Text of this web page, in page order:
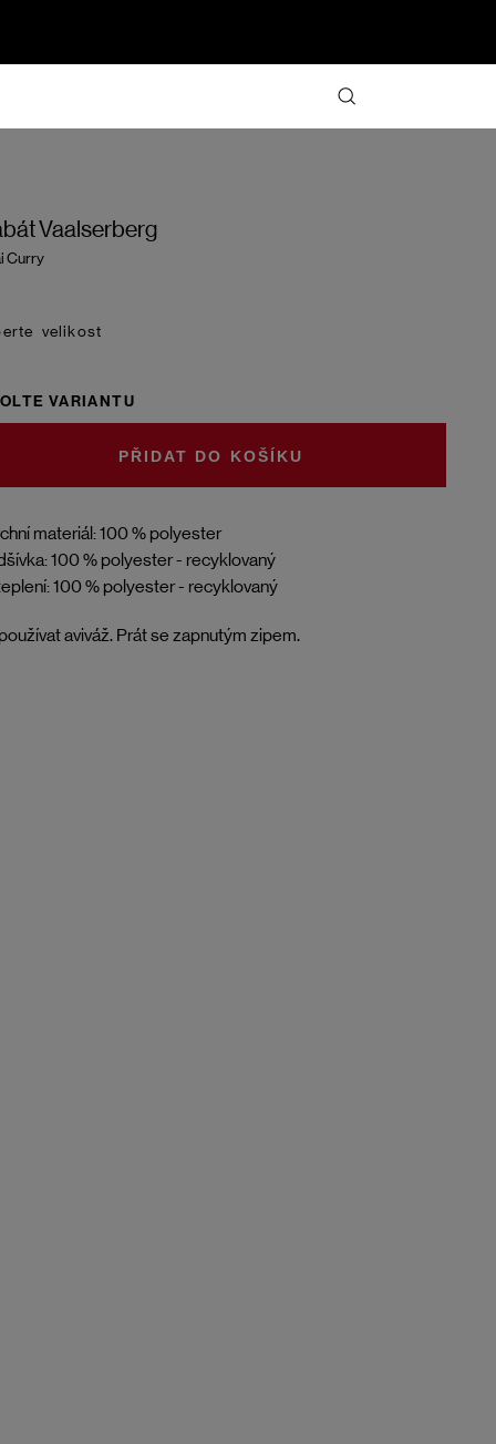
Vaalserberg
Curry
materiál: 100 % polyester
100 % polyester - recyklovaný
100 % polyester - recyklovaný
aviváž. Prát se zapnutým zipem.
velikost
VARIANTU
DO KOŠÍKU